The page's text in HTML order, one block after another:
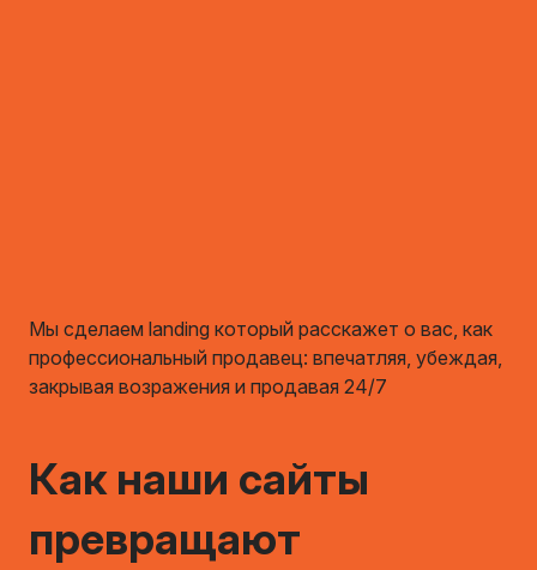
Мы сделаем landing который расскажет о вас, как
профессиональный продавец: впечатляя, убеждая,
закрывая возражения и продавая 24/7
Как наши сайты
превращают